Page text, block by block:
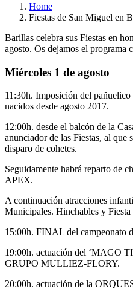
Home
Fiestas de San Miguel en
Barillas celebra sus Fiestas en
agosto. Os dejamos el programa
Miércoles 1 de agosto
11:30h. Imposición del
nacidos desde agosto 2017.
12:00h. desde el balcón de la
anunciador de las Fiestas, al que
disparo de cohetes.
Seguidamente habrá reparto de
APEX.
A continuación atracciones
Municipales. Hinchables y Fiesta
15:00h. FINAL del campeonato
19:00h. actuación del ‘MAGO
GRUPO MULLIEZ-FLORY.
20:00h. actuación de la